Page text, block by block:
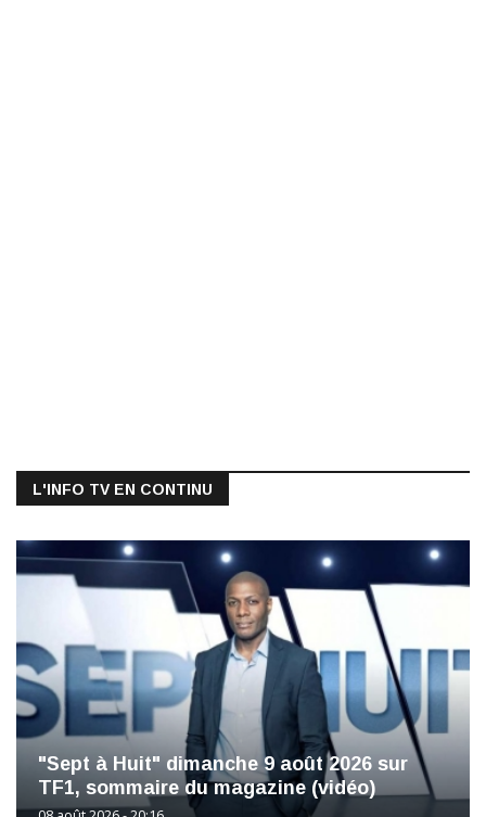
L'INFO TV EN CONTINU
"Sept à Huit" dimanche 9 août 2026 sur
TF1, sommaire du magazine (vidéo)